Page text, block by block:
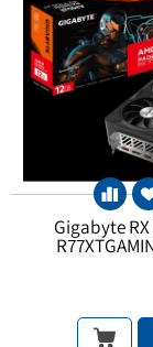
Gigabyte RX